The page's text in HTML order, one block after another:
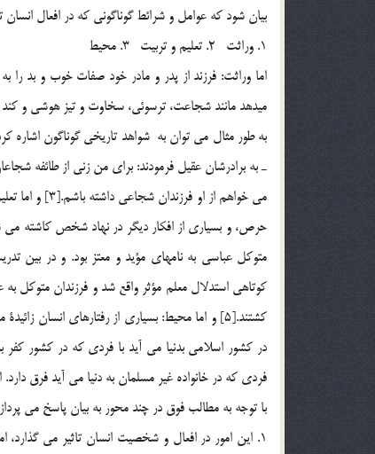
بيان شود كه عوامل و شرائط گوناگوني كه در افعال
1. وراثت 2. تعليم و تربيت 3. محيط
اما وراثت: فرزند از پدر و مادر خود صفات خوب و بد را
ميدهد مانند شجاعت، ترسوئي، سخاوت و تيز هوشي و
به طور مثال مي توان به شواهد تاريخي گوناگون اشاره
ـ به برادرشان عقيل فرمودند: براي من زني از طائفه
مي خواهم از
متوكل عباسي به نامهاي مؤيد و معتز بود. و در بين
كوتاهي استدلال معلم مؤثر واقع شد و فرزندان متوكل
كشتند.[5] و اما محيط: بسياري از رفتارهاي
در كشور اسلامي بدنيا مي آيد با فردي كه در كشور كفر
فردي كه در خانواده غير مسلمان به دنيا مي آيد فرق
با توجه به مطالب فوق در چند محور به بيان پاسخ مي
1. اين امور در افعال و شخصيت انسان تاثير مي